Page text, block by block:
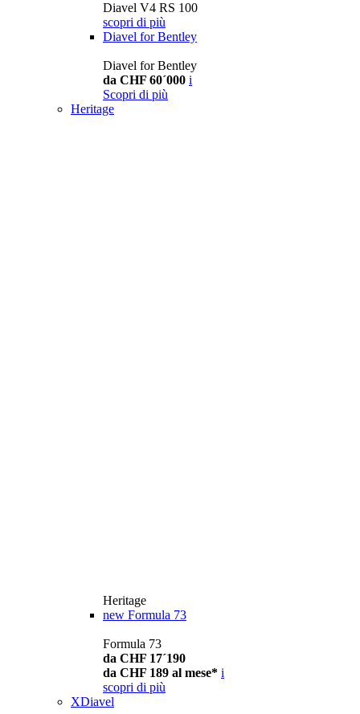
Diavel V4 RS 100
scopri di più
Diavel for Bentley
Diavel for Bentley
da CHF 60´000 i
Scopri di più
Heritage
Heritage
new Formula 73
Formula 73
da CHF 17´190
da CHF 189 al mese* i
scopri di più
XDiavel